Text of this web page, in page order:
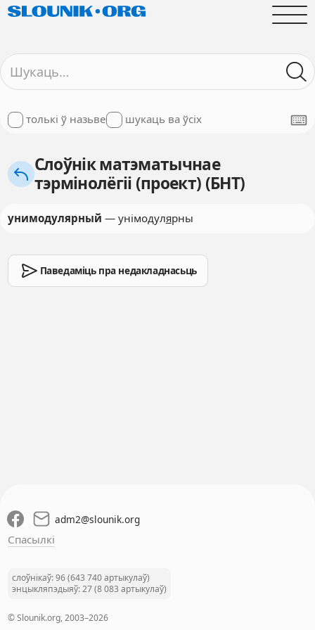
толькі ў назьве шукаць ва ўсіх
Слоўнік матэматычнае
тэрмінолёгіі (проект) (БНТ)
унимодулярный — унімодулярны
Паведаміць пра недакладнасьць
adm2@slounik.org
Спасылкі
слоўнікаў: 96 (643 740 артыкулаў)
энцыкляпэдыяў: 27 (8 083 артыкулаў)
© Slounik.org, 2003–2026